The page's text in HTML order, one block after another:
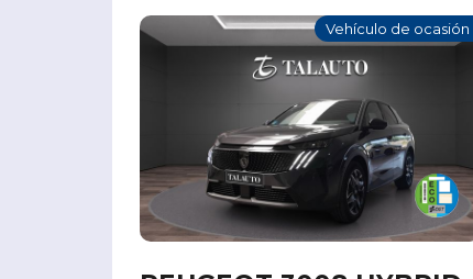
Vehículo de ocasión